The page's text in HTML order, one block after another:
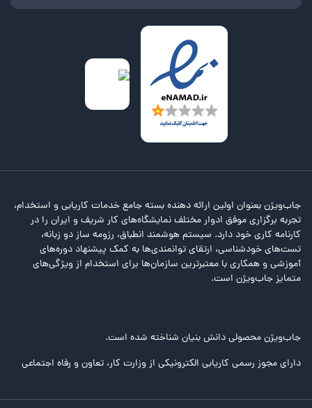
جاب‌ویژن بعنوان اولین ارائه دهنده بسته جامع خدمات کاریابی و استخدام،
تجربه برگزاری موفق ادوار مختلف نمایشگاه‌های کار شریف و ایران را در
کارنامه کاری خود دارد. سیستم هوشمند انطباق، رزومه ساز دو زبانه،
تست‌های خودشناسی، ارتقای توانمندی‌ها به کمک پیشنهاد دوره‌های
آموزشی و همکاری با معتبرترین سازمان‌ها برای استخدام از ویژگی‌های
متمایز جاب‌ویژن است.
جاب‌ویژن محصولی دانش بنیان شناخته شده است.
دارای مجوز رسمی کاریابی الکترونیکی از وزارت کار، تعاون و رفاه اجتماعی